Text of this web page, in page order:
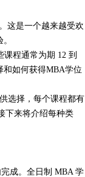
这是一个越来越受欢
程通常为期 12 到
和如何获得MBA学位
选择，每个课程都有
下来将介绍每种类
成。全日制 MBA 学